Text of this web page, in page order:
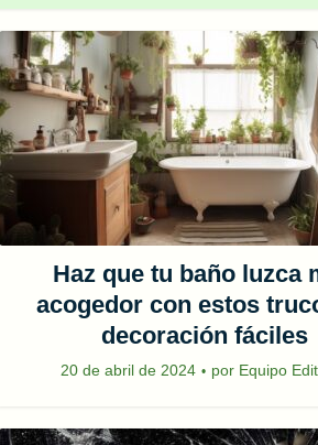
Haz que tu baño luzca
acogedor con estos
decoración fáciles
20 de abril de 2024 por Equipo